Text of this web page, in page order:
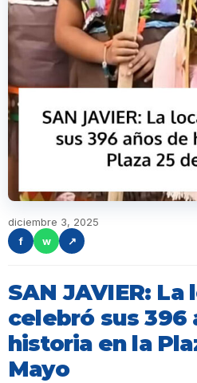
diciembre 3, 2025
f
w ↗
SAN JAVIER: La
celebró sus 396
historia en la
Mayo